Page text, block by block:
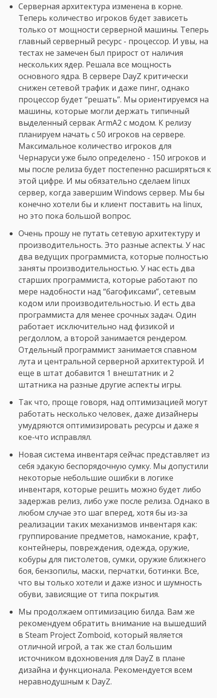
Серверная архитектура изменена в корне.
Теперь количество игроков будет зависеть
только от мощности серверной машины. Теперь
главный серверный ресурс - процессор. И увы, на
тестах не замечен был прирост от наличия
нескольких ядер. Решала все мощность
основного ядра. В сервере DayZ критически
снижен сетевой трафик и даже пинг, однако
процессор будет “решать”. Мы ориентируемся на
машины, которые могли держать типичный
выделенный сервак ArmA2 с модом. К релизу
планируем начать с 50 игроков на сервере.
Максимальное количество игроков для
Чернаруси уже было определено - 150 игроков и
мы после релиза будет постепенно расширяться к
этой цифре. И мы обязательно сделаем linux
сервер, когда завершим Windows сервер. Мы бы
конечно хотели бы и клиент поставить на linux,
но это пока большой вопрос.
Очень прошу не путать сетевую архитектуру и
производительность. Это разные аспекты. У нас
два ведущих программиста, которые полностью
заняты производительностью. У нас есть два
старших программиста, которые работают по
мере надобности над “багофиксами”, сетевым
кодом или производительностью. И есть два
программиста для менее срочных задач. Один
работает исключительно над физикой и
регдоллом, а второй занимается рендером.
Отдельный программист занимается спавном
лута и центральной серверной архитектурой. И
еще в штат добавится 1 внештатник и 2
штатника на разные другие аспекты игры.
Так что, проще говоря, над оптимизацией могут
работать несколько человек, даже дизайнеры
умудряются оптимизировать ресурсы и даже я
кое-что исправлял.
Новая система инвентаря сейчас представляет из
себя эдакую беспорядочную сумку. Мы допустили
некоторые небольшие ошибки в логике
инвентаря, которые решить можно будет либо
задержав релиз, либо уже после релиза. Однако в
любом случае это шаг вперед, хотя бы из-за
реализации таких механизмов инвентаря как:
группирование предметов, намокание, крафт,
контейнеры, повреждения, одежда, оружие,
кобуры для пистолетов, сумки, оружие ближнего
боя, бензопилы, маски, перчатки, ботинки. Все,
что вы только хотели и даже износ и шумность
обуви, зависящие от типа покрытия.
Мы продолжаем оптимизацию билда. Вам же
рекомендуем обратить внимание на вышедший
в Steam Project Zomboid, который является
отличной игрой, а так же стал большим
источником вдохновения для DayZ в плане
дизайна и функционала. Рекомендуется всем
неравнодушным к DayZ.